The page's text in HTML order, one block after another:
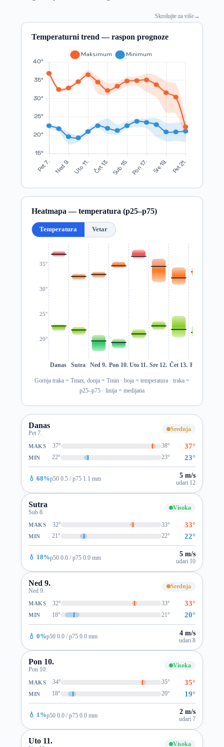
Skrolujte za više→
Temperaturni trend — raspon prognoze
Heatmapa — temperatura (p25–p75)
Temperatura Vetar
20°
25°
30°
35°
Danas Sutra Ned 9. Pon 10. Uto 11. Sre 12. Čet 13. Pet 14.
Gornja traka = Tmax, donja = Tmin · boja = temperatura · traka =
p25–p75 · linija = medijana
Danas
Pet 7.
Srednja
MAKS 37° 38° 37°
MIN 22° 23° 23°
💧 68%p50 0.5 / p75 1.1 mm 5 m/s
udari 12
Sutra
Sub 8.
Visoka
MAKS 32° 33° 33°
MIN 21° 22° 22°
💧 18%p50 0.0 / p75 0.0 mm 5 m/s
udari 10
Ned 9.
Ned 9.
Srednja
MAKS 32° 33° 33°
MIN 18° 21° 20°
💧 0%p50 0.0 / p75 0.0 mm 4 m/s
udari 8
Pon 10.
Pon 10.
Visoka
MAKS 34° 35° 35°
MIN 18° 20° 19°
💧 1%p50 0.0 / p75 0.0 mm 2 m/s
udari 7
Uto 11. Visoka